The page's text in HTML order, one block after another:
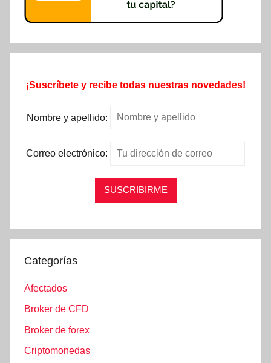
¡Suscríbete y recibe todas nuestras novedades!
Nombre y apellido:
Correo electrónico:
Categorías
Afectados
Broker de CFD
Broker de forex
Criptomonedas